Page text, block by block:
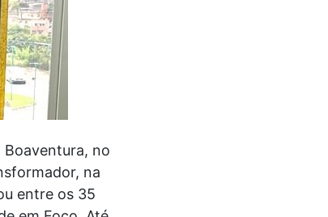
no
na
entre os 35